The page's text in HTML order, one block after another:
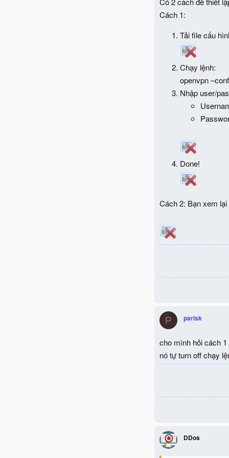
Cách 1:
Tải file cấu
Chạy lệnh:
openvpn
Nhập user/
Done!
Cách 2: Bạn xem
P parisk
cho mình hỏi cách
nó tự turn off chạy
DDos